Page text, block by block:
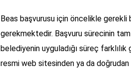
Beas başvurusu için öncelikle gerekli
gerekmektedir. Başvuru sürecinin
belediyenin uyguladığı süreç
resmi web sitesinden ya da